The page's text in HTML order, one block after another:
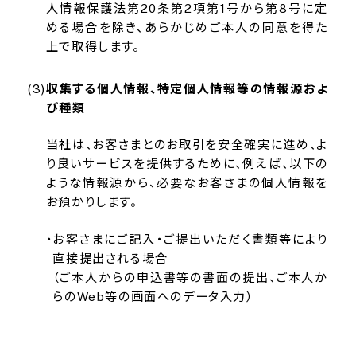
人情報保護法第20条第2項第1号から第8号に定
める場合を除き、あらかじめご本人の同意を得た
上で取得します。
収集する個人情報、特定個人情報等の情報源およ
び種類
当社は、お客さまとのお取引を安全確実に進め、よ
り良いサービスを提供するために、例えば、以下の
ような情報源から、必要なお客さまの個人情報を
お預かりします。
お客さまにご記入・ご提出いただく書類等により
直接提出される場合
（ご本人からの申込書等の書面の提出、ご本人か
らのWeb等の画面へのデータ入力）